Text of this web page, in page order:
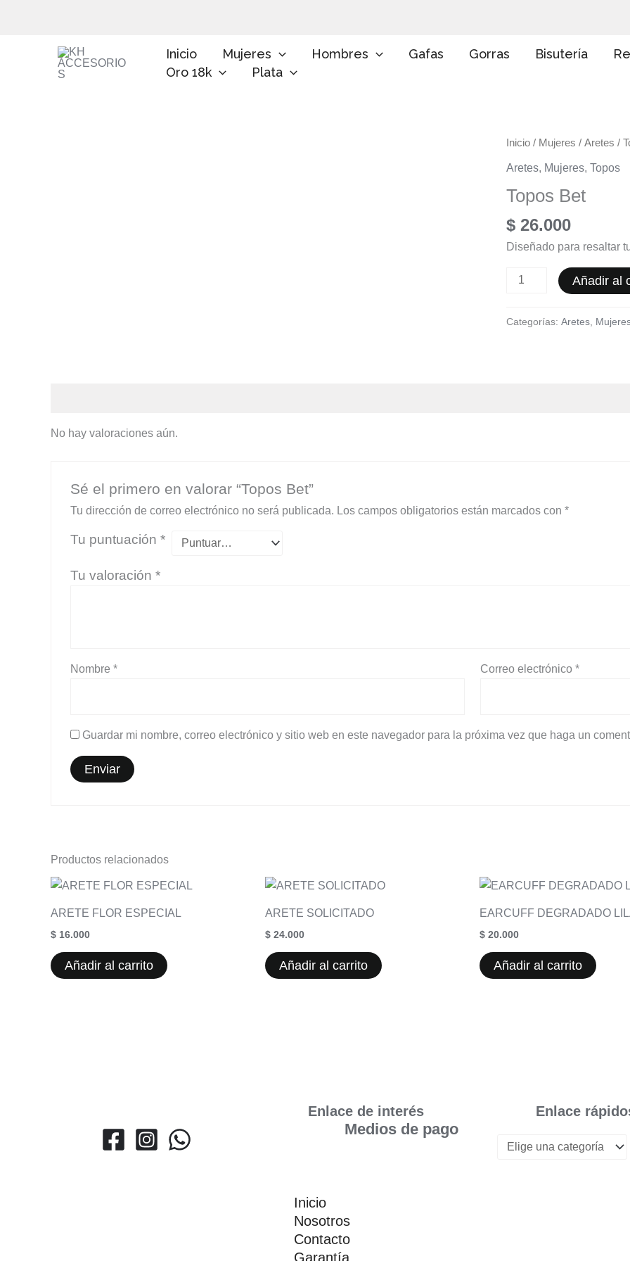
Inicio Mujeres Hombres Gafas Gorras Bisutería
Oro 18k
Plata
Inicio / Mujeres / Aretes /
Aretes, Mujeres, Topos
Topos Bet
$ 26.000
Diseñado para resaltar
Topos
Añadir al
Categorías: Aretes
No hay valoraciones aún.
Sé el primero en valorar “Topos Bet”
Tu dirección de correo electrónico no será publicada. Los campos obligatorios están marcados con *
Tu puntuación *
Tu valoración *
Nombre * Correo electrónico*
Guardar mi nombre, correo electrónico y sitio web en este navegador para la próxima vez que haga un
Productos relacionados
ARETE FLOR ESPECIAL
$ 16.000
Añadir al carrito
ARETE SOLICITADO
$ 24.000
Añadir al carrito
EARCUFF DEGRADADO
$ 20.000
Añadir al carrito
Enlace de interés
Medios de pago
Inicio
Nosotros
Contacto
Garantía
Enlace
g
e